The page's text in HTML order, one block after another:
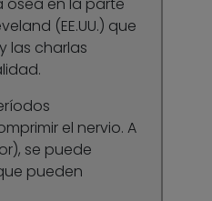
(EE.UU.) que
las charlas
el nervio. A
se puede
pueden